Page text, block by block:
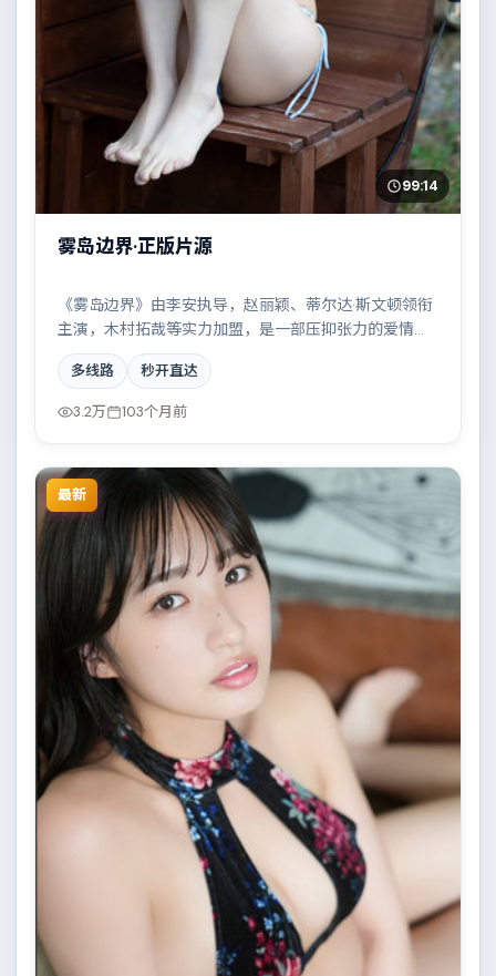
99:14
雾岛边界·正版片源
《雾岛边界》由李安执导，赵丽颖、蒂尔达·斯文顿领衔
主演，木村拓哉等实力加盟，是一部压抑张力的爱情作
品。故事主要发生在英国，雨夜、旧楼与一封未寄出的
信构成叙事起点。影片在视听语言与叙事节奏上均有突
破，适合喜欢深度叙事的观众。
多线路 秒开直达
3.2万 103个月前
最新